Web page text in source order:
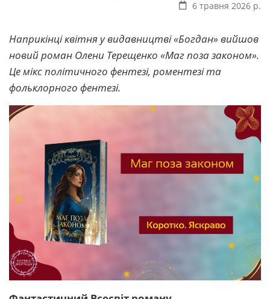
6 травня 2026 р.
Наприкінці квітня у видавництві «Богдан» вийшов
новий роман Олени Терещенко «Маг поза законом».
Це мікс політичного фентезі, роментезі та
фольклорного фентезі.